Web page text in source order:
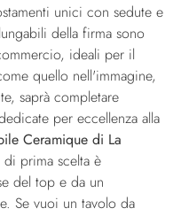
unici con sedute e
della firma sono
ideali per il
quello nell'immagine,
saprà completare
per eccellenza alla
Ceramique di La
prima scelta è
del top e da un
Se vuoi un tavolo da